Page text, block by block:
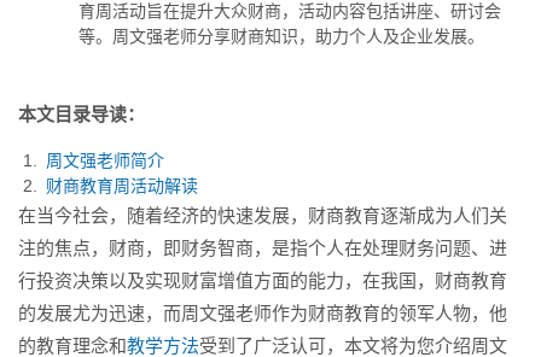
企业发展。...
育周活动旨在提升大众财商，活动内容包括讲座、研讨会
等。周文强老师分享财商知识，助力个人及企业发展。
本文目录导读：
周文强老师简介
财商教育周活动解读
在当今社会，随着经济的快速发展，财商教育逐渐成为人们关
注的焦点，财商，即财务智商，是指个人在处理财务问题、进
行投资决策以及实现财富增值方面的能力，在我国，财商教育
的发展尤为迅速，而周文强老师作为财商教育的领军人物，他
的教育理念和教学方法受到了广泛认可，本文将为您介绍周文